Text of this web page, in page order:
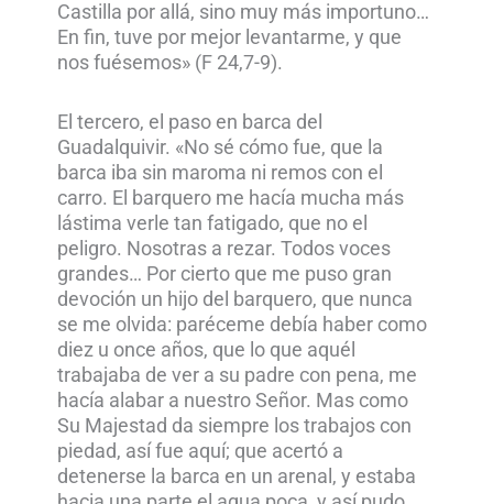
Castilla por allá, sino muy más importuno…
En fin, tuve por mejor levantarme, y que
nos fuésemos» (F 24,7-9).
El tercero, el paso en barca del
Guadalquivir. «No sé cómo fue, que la
barca iba sin maroma ni remos con el
carro. El barquero me hacía mucha más
lástima verle tan fatigado, que no el
peligro. Nosotras a rezar. Todos voces
grandes… Por cierto que me puso gran
devoción un hijo del barquero, que nunca
se me olvida: paréceme debía haber como
diez u once años, que lo que aquél
trabajaba de ver a su padre con pena, me
hacía alabar a nuestro Señor. Mas como
Su Majestad da siempre los trabajos con
piedad, así fue aquí; que acertó a
detenerse la barca en un arenal, y estaba